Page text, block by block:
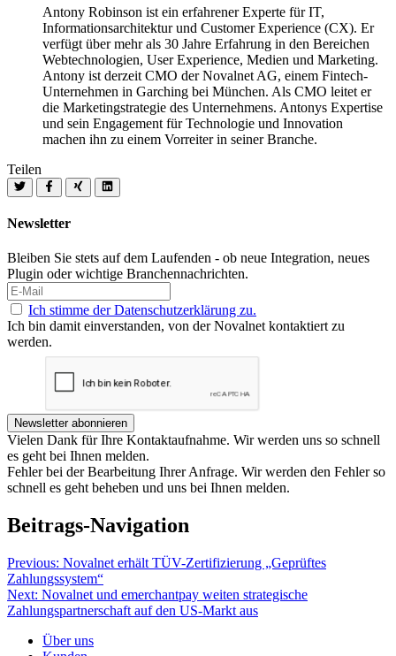
Antony Robinson ist ein erfahrener Experte für IT,
Informationsarchitektur und Customer Experience (CX). Er
verfügt über mehr als 30 Jahre Erfahrung in den Bereichen
Webtechnologien, User Experience, Medien und Marketing.
Antony ist derzeit CMO der Novalnet AG, einem Fintech-
Unternehmen in Garching bei München. Als CMO leitet er
die Marketingstrategie des Unternehmens. Antonys Expertise
und sein Engagement für Technologie und Innovation
machen ihn zu einem Vorreiter in seiner Branche.
Teilen
Newsletter
Bleiben Sie stets auf dem Laufenden - ob neue Integration, neues
Plugin oder wichtige Branchennachrichten.
Ich stimme der Datenschutzerklärung zu.
Ich bin damit einverstanden, von der Novalnet kontaktiert zu
werden.
Newsletter abonnieren
Vielen Dank für Ihre Kontaktaufnahme. Wir werden uns so schnell
es geht bei Ihnen melden.
Fehler bei der Bearbeitung Ihrer Anfrage. Wir werden den Fehler so
schnell es geht beheben und uns bei Ihnen melden.
Beitrags-Navigation
Previous: Novalnet erhält TÜV-Zertifizierung „Geprüftes
Zahlungssystem“
Next: Novalnet und emerchantpay weiten strategische
Zahlungspartnerschaft auf den US-Markt aus
Über uns